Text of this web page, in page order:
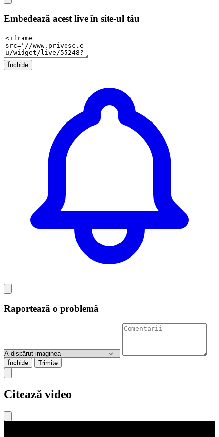
Embedează acest live în site-ul tău
Închide
Raportează o problemă
Închide Trimite
Citează video